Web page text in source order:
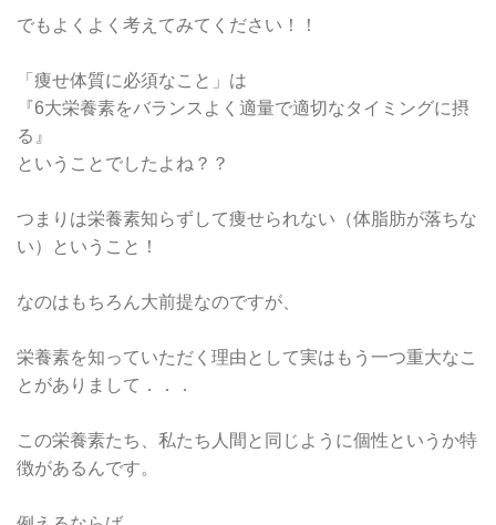
でもよくよく考えてみてください！！
「痩せ体質に必須なこと」は
『6大栄養素をバランスよく適量で適切なタイミングに摂
る』
ということでしたよね？？
つまりは栄養素知らずして痩せられない（体脂肪が落ちな
い）ということ！
なのはもちろん大前提なのですが、
栄養素を知っていただく理由として実はもう一つ重大なこ
とがありまして．．．
この栄養素たち、私たち人間と同じように個性というか特
徴があるんです。